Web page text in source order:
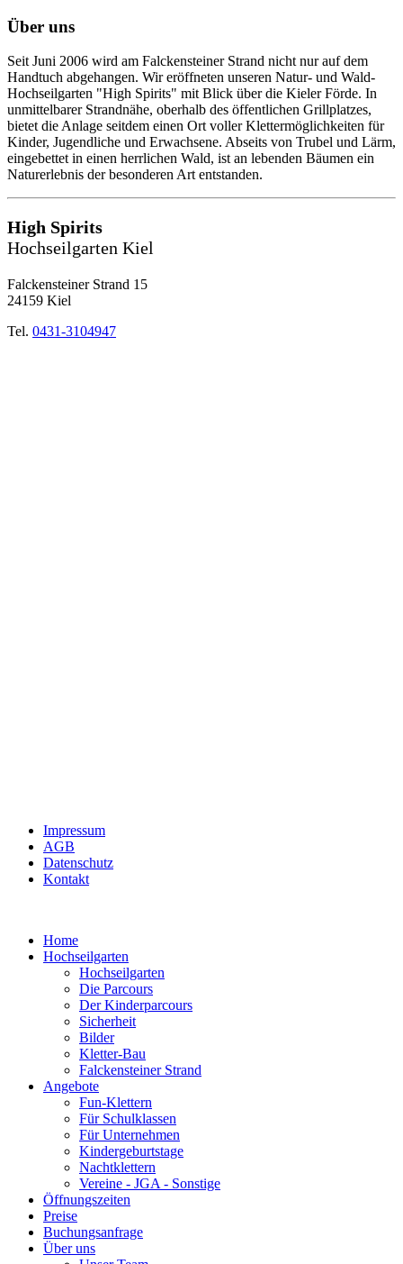
Über uns
Seit Juni 2006 wird am Falckensteiner Strand nicht nur auf dem
Handtuch abgehangen. Wir eröffneten unseren Natur- und Wald-
Hochseilgarten "High Spirits" mit Blick über die Kieler Förde. In
unmittelbarer Strandnähe, oberhalb des öffentlichen Grillplatzes,
bietet die Anlage seitdem einen Ort voller Klettermöglichkeiten für
Kinder, Jugendliche und Erwachsene. Abseits von Trubel und Lärm,
eingebettet in einen herrlichen Wald, ist an lebenden Bäumen ein
Naturerlebnis der besonderen Art entstanden.
High Spirits
Hochseilgarten Kiel
Falckensteiner Strand 15
24159 Kiel
Tel. 0431-3104947
Impressum
AGB
Datenschutz
Kontakt
Home
Hochseilgarten
Hochseilgarten
Die Parcours
Der Kinderparcours
Sicherheit
Bilder
Kletter-Bau
Falckensteiner Strand
Angebote
Fun-Klettern
Für Schulklassen
Für Unternehmen
Kindergeburtstage
Nachtklettern
Vereine - JGA - Sonstige
Öffnungszeiten
Preise
Buchungsanfrage
Über uns